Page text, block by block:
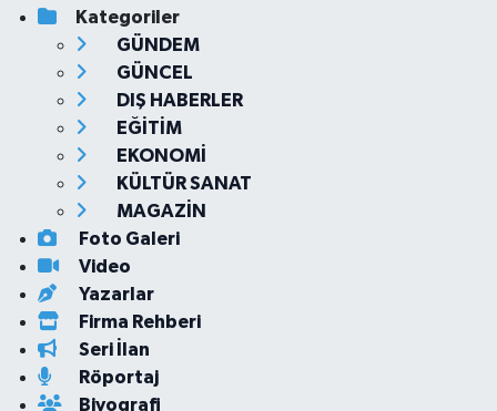
Kategoriler
GÜNDEM
GÜNCEL
DIŞ HABERLER
EĞİTİM
EKONOMİ
KÜLTÜR SANAT
MAGAZİN
Foto Galeri
Video
Yazarlar
Firma Rehberi
Seri İlan
Röportaj
Biyografi